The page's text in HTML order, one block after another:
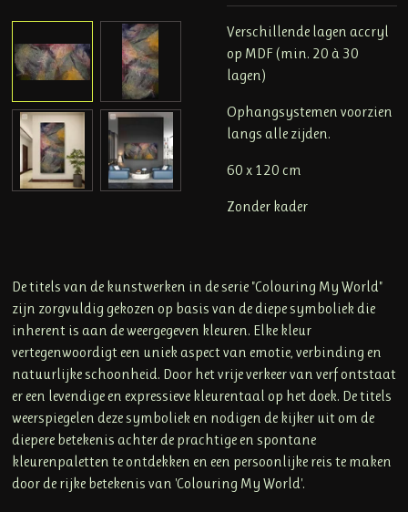
Verschillende lagen accryl
op MDF (min. 20 à 30
lagen)
Ophangsystemen voorzien
langs alle zijden.
60 x 120 cm
Zonder kader
De titels van de kunstwerken in de serie "Colouring My World"
zijn zorgvuldig gekozen op basis van de diepe symboliek die
inherent is aan de weergegeven kleuren. Elke kleur
vertegenwoordigt een uniek aspect van emotie, verbinding en
natuurlijke schoonheid. Door het vrije verkeer van verf ontstaat
er een levendige en expressieve kleurentaal op het doek. De titels
weerspiegelen deze symboliek en nodigen de kijker uit om de
diepere betekenis achter de prachtige en spontane
kleurenpaletten te ontdekken en een persoonlijke reis te maken
door de rijke betekenis van 'Colouring My World'.